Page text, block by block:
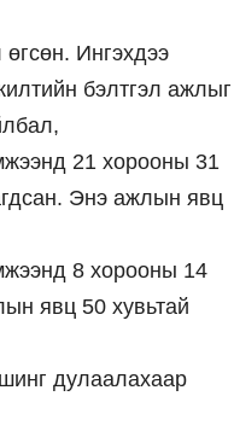
Ингэхдээ
бэлтгэл ажлыг
21 хорооны 31
Энэ ажлын явц
8 хорооны 14
явц 50 хувьтай
дулаалахаар